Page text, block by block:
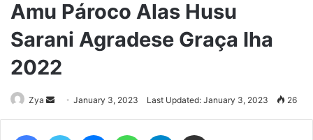
Amu Pároco Alas Husu
Sarani Agradese Graça Iha
2022
Zya
Send
an
email
January 3, 2023 Last Updated: January 3, 2023 26